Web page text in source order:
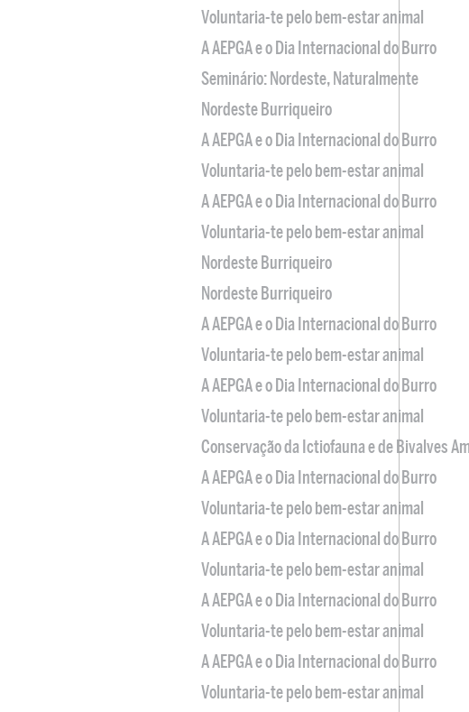
Voluntaria-te pelo bem-estar animal
A AEPGA e o Dia Internacional do Burro
Seminário: Nordeste, Naturalmente
Nordeste Burriqueiro
A AEPGA e o Dia Internacional do Burro
Voluntaria-te pelo bem-estar animal
A AEPGA e o Dia Internacional do Burro
Voluntaria-te pelo bem-estar animal
Nordeste Burriqueiro
Nordeste Burriqueiro
A AEPGA e o Dia Internacional do Burro
Voluntaria-te pelo bem-estar animal
A AEPGA e o Dia Internacional do Burro
Voluntaria-te pelo bem-estar animal
Conservação da Ictiofauna e de Bivalves
A AEPGA e o Dia Internacional do Burro
Voluntaria-te pelo bem-estar animal
A AEPGA e o Dia Internacional do Burro
Voluntaria-te pelo bem-estar animal
A AEPGA e o Dia Internacional do Burro
Voluntaria-te pelo bem-estar animal
A AEPGA e o Dia Internacional do Burro
Voluntaria-te pelo bem-estar animal